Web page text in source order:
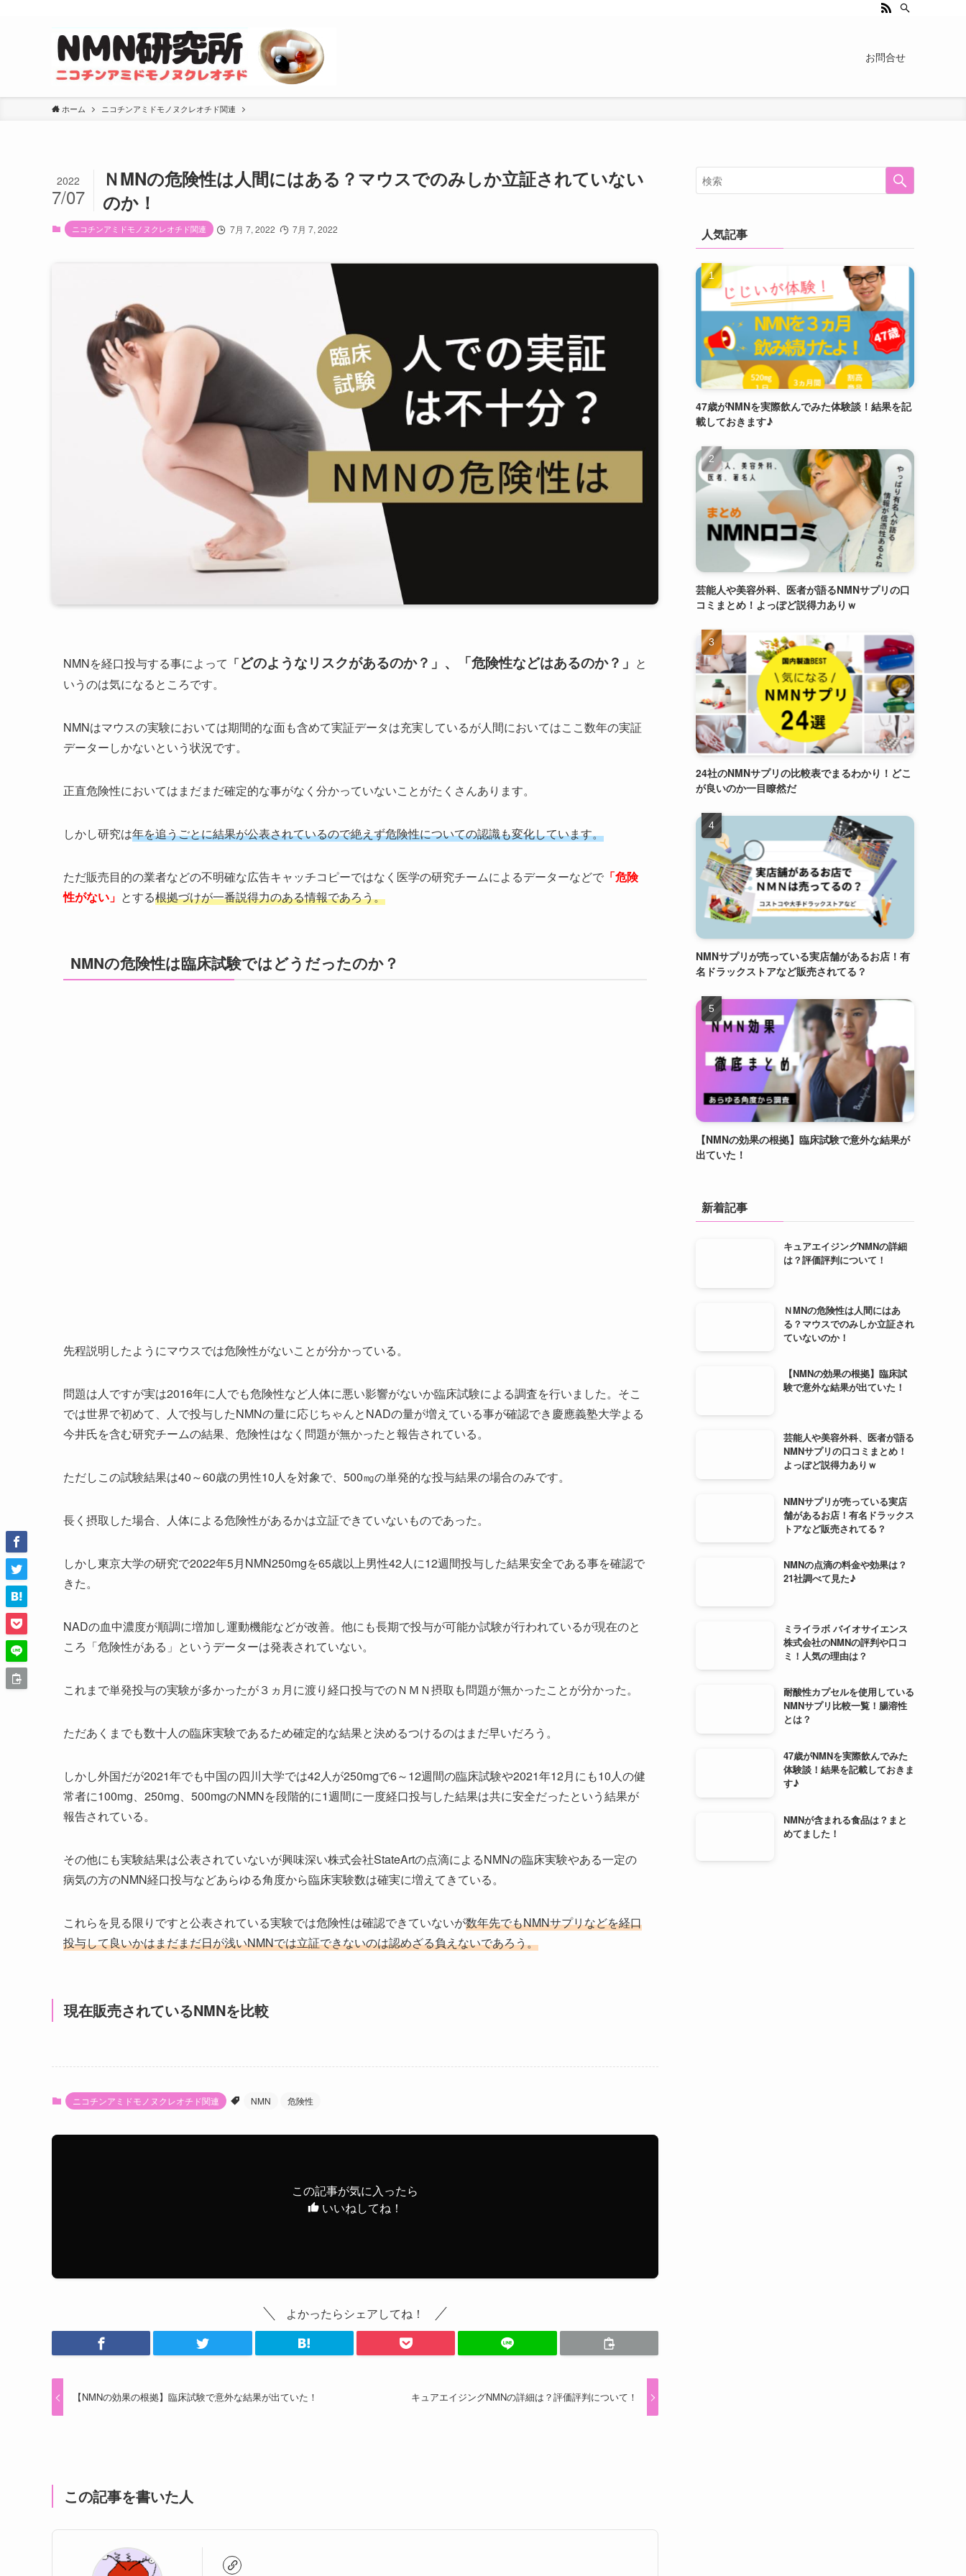
お問合せ
ホーム ニコチンアミドモノヌクレオチド関連
ＮMNの危険性は人間にはある？マウスでのみしか立証されていない
のか！
2022
7/07
ニコチンアミドモノヌクレオチド関連 7月 7, 2022 7月 7, 2022
NMNを経口投与する事によって 「どのようなリスクがあるのか？」、「危険性などはあるのか？」 と
いうのは気になるところです。
NMNはマウスの実験においては期間的な面も含めて実証データは充実しているが人間においてはここ数年の実証
データーしかないという状況です。
正直危険性においてはまだまだ確定的な事がなく分かっていないことがたくさんあります。
しかし研究は年を追うごとに結果が公表されているので絶えず危険性についての認識も変化しています。
ただ販売目的の業者などの不明確な広告キャッチコピーではなく医学の研究チームによるデーターなどで 「危険
性がない」 とする根拠づけが一番説得力のある情報であろう。
NMNの危険性は臨床試験ではどうだったのか？
先程説明したようにマウスでは危険性がないことが分かっている。
問題は人ですが実は2016年に人でも危険性など人体に悪い影響がないか臨床試験による調査を行いました。そこ
では世界で初めて、人で投与したNMNの量に応じちゃんとNADの量が増えている事が確認でき慶應義塾大学よる
今井氏を含む研究チームの結果、危険性はなく問題が無かったと報告されている。
ただしこの試験結果は40～60歳の男性10人を対象で、500㎎の単発的な投与結果の場合のみです。
長く摂取した場合、人体による危険性があるかは立証できていないものであった。
しかし東京大学の研究で2022年5月NMN250mgを65歳以上男性42人に12週間投与した結果安全である事を確認で
きた。
NADの血中濃度が順調に増加し運動機能などが改善。他にも長期で投与が可能か試験が行われているが現在のと
ころ「危険性がある」というデーターは発表されていない。
これまで単発投与の実験が多かったが３ヵ月に渡り経口投与でのＮＭＮ摂取も問題が無かったことが分かった。
ただあくまでも数十人の臨床実験であるため確定的な結果と決めるつけるのはまだ早いだろう。
しかし外国だが2021年でも中国の四川大学では42人が250mgで6～12週間の臨床試験や2021年12月にも10人の健
常者に100mg、250mg、500mgのNMNを段階的に1週間に一度経口投与した結果は共に安全だったという結果が
報告されている。
その他にも実験結果は公表されていないが興味深い株式会社StateArtの点滴によるNMNの臨床実験やある一定の
病気の方のNMN経口投与などあらゆる角度から臨床実験数は確実に増えてきている。
これらを見る限りですと公表されている実験では危険性は確認できていないが数年先でもNMNサプリなどを経口
投与して良いかはまだまだ日が浅いNMNでは立証できないのは認めざる負えないであろう。
現在販売されているNMNを比較
ニコチンアミドモノヌクレオチド関連 NMN 危険性
この記事が気に入ったら
いいねしてね！
よかったらシェアしてね！
【NMNの効果の根拠】臨床試験で意外な結果が出ていた！ キュアエイジングNMNの詳細は？評価評判について！
この記事を書いた人
人気記事
47歳がNMNを実際飲んでみた体験談！結果を記
載しておきます♪
芸能人や美容外科、医者が語るNMNサプリの口
コミまとめ！よっぽど説得力ありｗ
24社のNMNサプリの比較表でまるわかり！どこ
が良いのか一目瞭然だ
NMNサプリが売っている実店舗があるお店！有
名ドラックストアなど販売されてる？
【NMNの効果の根拠】臨床試験で意外な結果が
出ていた！
新着記事
キュアエイジングNMNの詳細
は？評価評判について！
ＮMNの危険性は人間にはあ
る？マウスでのみしか立証され
ていないのか！
【NMNの効果の根拠】臨床試
験で意外な結果が出ていた！
芸能人や美容外科、医者が語る
NMNサプリの口コミまとめ！
よっぽど説得力ありｗ
NMNサプリが売っている実店
舗があるお店！有名ドラックス
トアなど販売されてる？
NMNの点滴の料金や効果は？
21社調べて見た♪
ミライラボ バイオサイエンス
株式会社のNMNの評判や口コ
ミ！人気の理由は？
耐酸性カプセルを使用している
NMNサプリ比較一覧！腸溶性
とは？
47歳がNMNを実際飲んでみた
体験談！結果を記載しておきま
す♪
NMNが含まれる食品は？まと
めてました！